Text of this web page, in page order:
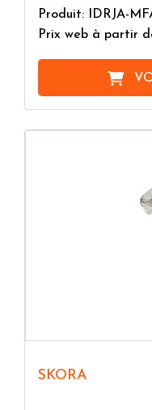
Produit: IDRJA-
Prix web à partir
SKORA